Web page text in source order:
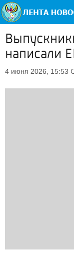
написали
4 июня 2026, 15:53